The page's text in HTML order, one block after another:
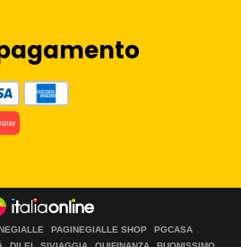
PAGINEGIALLE SHOP
PGCASA